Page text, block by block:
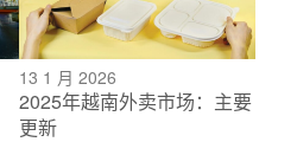
13 1 月 2026
2025年越南外卖市场：主要
更新